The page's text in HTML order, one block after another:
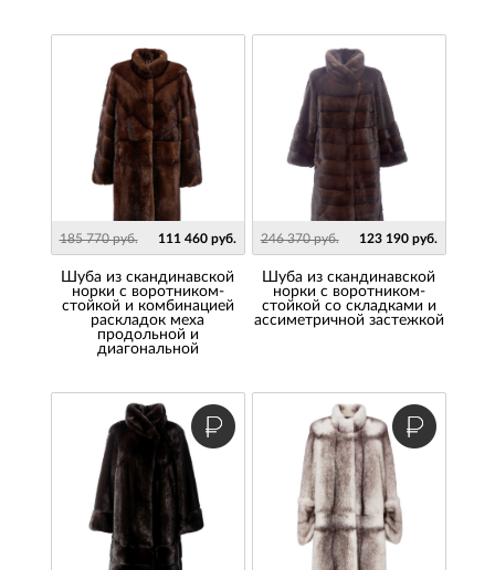
185 770 руб. 111 460 руб.
шуба из скандинавской
норки с воротником-
стойкой и комбинацией
раскладок меха
продольной и
диагональной
246 370 руб. 123 190 руб.
Шуба из скандинавской
норки с воротником-
стойкой со складками и
ассиметричной застежкой